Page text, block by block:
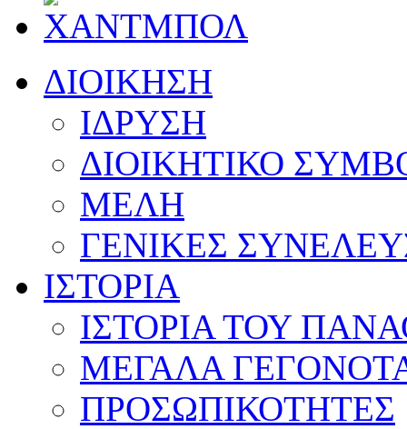
ΔΙΟΙΚΗΣΗ
ΙΔΡΥΣΗ
ΔΙΟΙΚΗΤΙΚΟ
ΜΕΛΗ
ΓΕΝΙΚΕΣ
ΙΣΤΟΡΙΑ
ΙΣΤΟΡΙΑ ΤΟΥ
ΜΕΓΑΛΑ
ΠΡΟΣΩΠΙΚΟΤΗΤΕΣ